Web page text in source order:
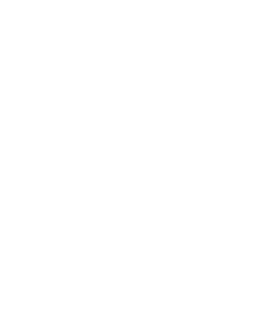
mehrsprachigen Infoportals